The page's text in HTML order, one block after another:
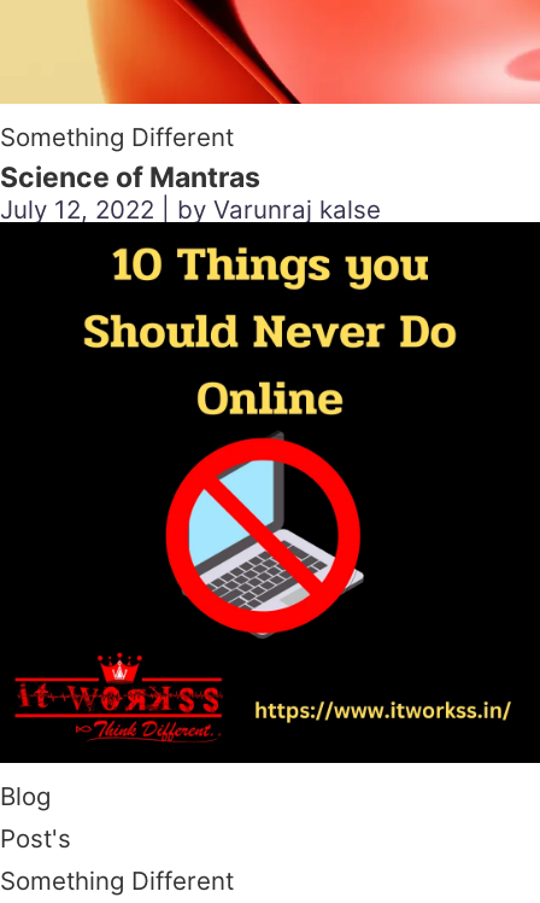
Something Different
Science of Mantras
July 12, 2022 | by Varunraj kalse
Blog
Post's
Something Different